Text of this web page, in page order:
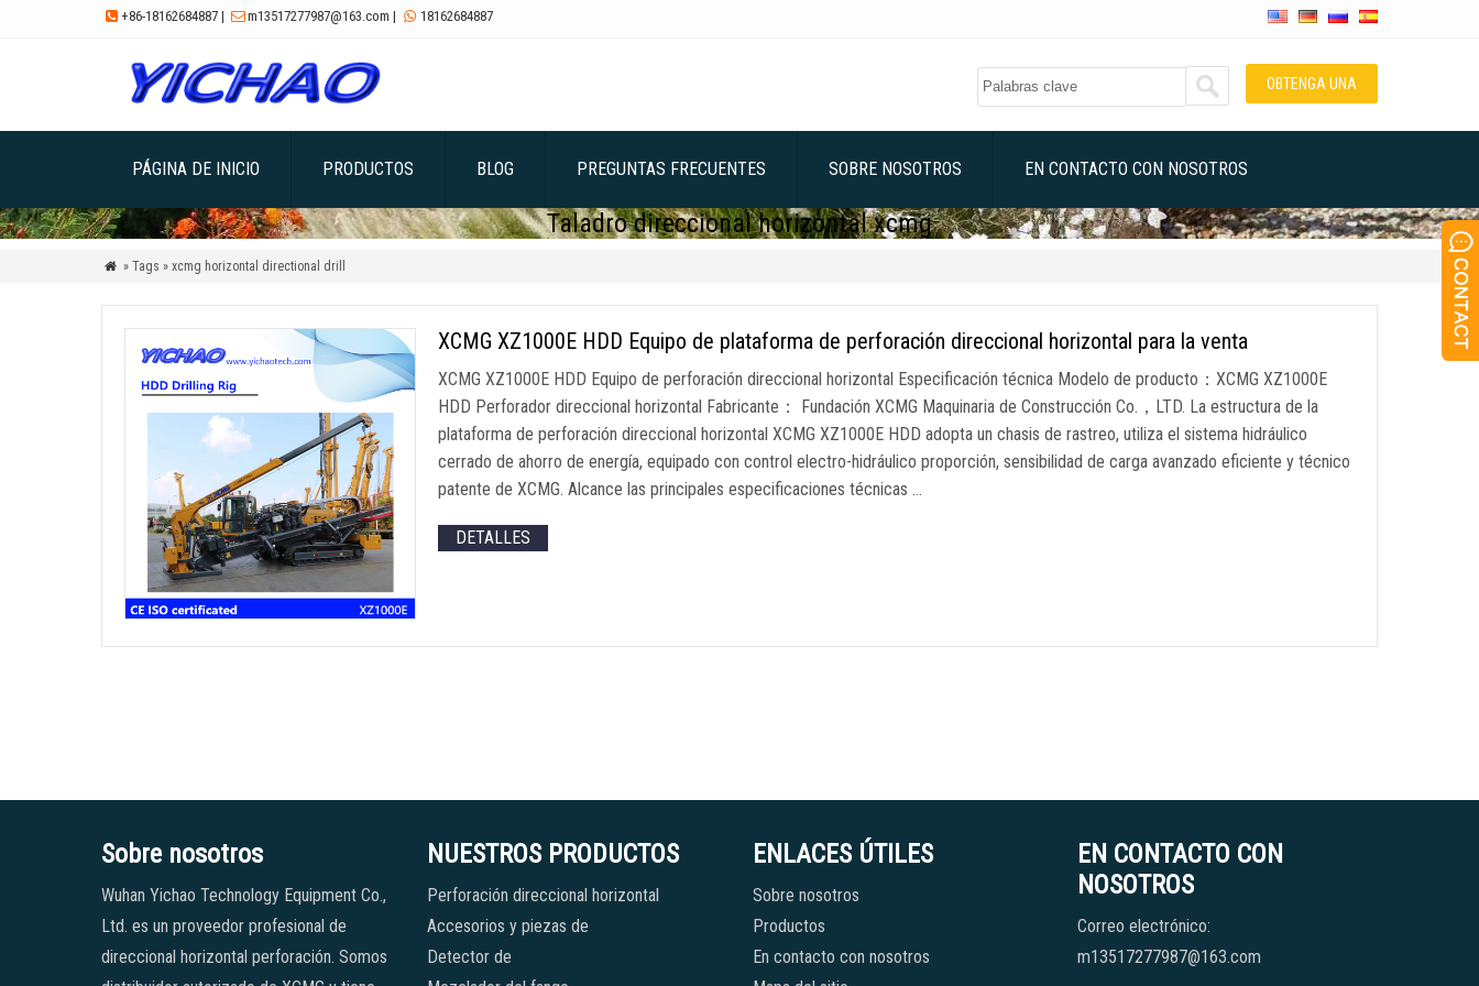
 +86-18162684887 | m13517277987@163.com |  18162684887
OBTENGA UNA
PÁGINA DE INICIO PRODUCTOS BLOG PREGUNTAS FRECUENTES SOBRE NOSOTROS EN CONTACTO CON NOSOTROS
Taladro direccional horizontal xcmg
 » Tags » xcmg horizontal directional drill
XCMG XZ1000E HDD Equipo de plataforma de perforación direccional horizontal para la venta
XCMG XZ1000E HDD Equipo de perforación direccional horizontal Especificación técnica Modelo de producto：XCMG XZ1000E
HDD Perforador direccional horizontal Fabricante： Fundación XCMG Maquinaria de Construcción Co.，LTD. La estructura de la
plataforma de perforación direccional horizontal XCMG XZ1000E HDD adopta un chasis de rastreo, utiliza el sistema hidráulico
cerrado de ahorro de energía, equipado con control electro-hidráulico proporción, sensibilidad de carga avanzado eficiente y técnico
patente de XCMG. Alcance las principales especificaciones técnicas …
DETALLES
Sobre nosotros
Wuhan Yichao Technology Equipment Co.,
Ltd. es un proveedor profesional de
direccional horizontal perforación. Somos
NUESTROS PRODUCTOS
Perforación direccional horizontal
Accesorios y piezas de
Detector de
ENLACES ÚTILES
Sobre nosotros
Productos
En contacto con nosotros
EN CONTACTO CON
NOSOTROS
Correo electrónico:
m13517277987@163.com